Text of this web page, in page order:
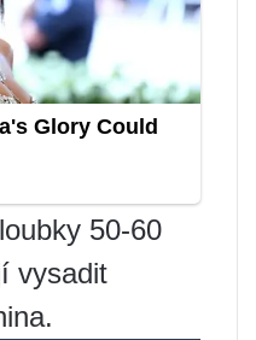
50-60
vysadit